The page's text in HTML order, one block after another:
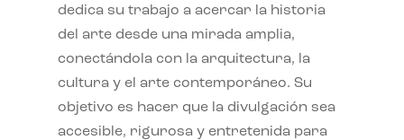
dedica su trabajo a acercar la historia
del arte desde una mirada amplia,
conectándola con la arquitectura, la
cultura y el arte contemporáneo. Su
objetivo es hacer que la divulgación sea
accesible, rigurosa y entretenida para